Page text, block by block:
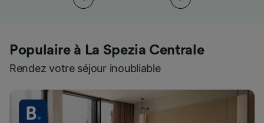
Populaire à La Spezia Centrale
Rendez votre séjour inoubliable